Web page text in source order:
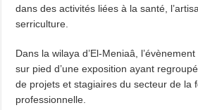
dans des activités liées à la santé,
serriculture.
Dans la wilaya d’El-Meniaâ,
sur pied d’une exposition ayant
de projets et stagiaires du secteur de la
professionnelle.